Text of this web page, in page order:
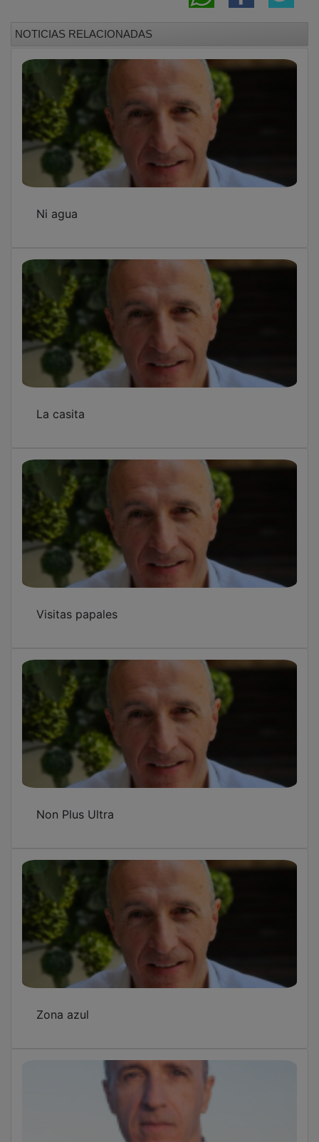
La casita
Visitas papales
Non Plus Ultra
Zona azul
OTAN no, bases fuera
OTRAS NOTICIAS
GUADA TV MEDIA